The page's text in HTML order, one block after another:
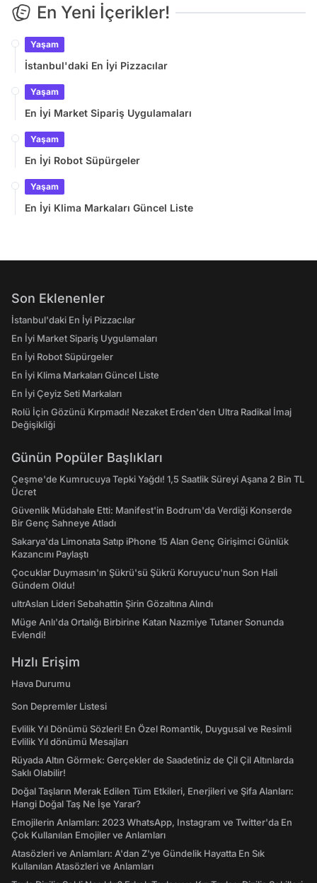
En Yeni İçerikler!
Yaşam
İstanbul'daki En İyi Pizzacılar
Yaşam
En İyi Market Sipariş Uygulamaları
Yaşam
En İyi Robot Süpürgeler
Yaşam
En İyi Klima Markaları Güncel Liste
Son Eklenenler
İstanbul'daki En İyi Pizzacılar
En İyi Market Sipariş Uygulamaları
En İyi Robot Süpürgeler
En İyi Klima Markaları Güncel Liste
En İyi Çeyiz Seti Markaları
Rolü İçin Gözünü Kırpmadı! Nezaket Erden'den Ultra Radikal İmaj
Değişikliği
Günün Popüler Başlıkları
Çeşme'de Kumrucuya Tepki Yağdı! 1,5 Saatlik Süreyi Aşana 2 Bin TL
Ücret
Güvenlik Müdahale Etti: Manifest'in Bodrum'da Verdiği Konserde
Bir Genç Sahneye Atladı
Sakarya'da Limonata Satıp iPhone 15 Alan Genç Girişimci Günlük
Kazancını Paylaştı
Çocuklar Duymasın'ın Şükrü'sü Şükrü Koruyucu'nun Son Hali
Gündem Oldu!
ultrAslan Lideri Sebahattin Şirin Gözaltına Alındı
Müge Anlı'da Ortalığı Birbirine Katan Nazmiye Tutaner Sonunda
Evlendi!
Hızlı Erişim
Hava Durumu
Son Depremler Listesi
Evlilik Yıl Dönümü Sözleri! En Özel Romantik, Duygusal ve Resimli
Evlilik Yıl dönümü Mesajları
Rüyada Altın Görmek: Gerçekler de Saadetiniz de Çil Çil Altınlarda
Saklı Olabilir!
Doğal Taşların Merak Edilen Tüm Etkileri, Enerjileri ve Şifa Alanları:
Hangi Doğal Taş Ne İşe Yarar?
Emojilerin Anlamları: 2023 WhatsApp, Instagram ve Twitter'da En
Çok Kullanılan Emojiler ve Anlamları
Atasözleri ve Anlamları: A'dan Z'ye Gündelik Hayatta En Sık
Kullanılan Atasözleri ve Anlamları